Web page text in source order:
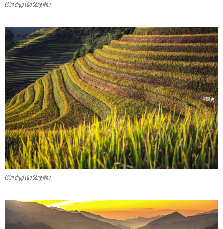
Điểm chụp Lúa Sáng Nhù
Điểm chụp Lúa Sáng Nhù